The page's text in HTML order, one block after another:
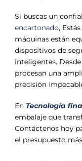
Si buscas un
encartonado,
máquinas están
dispositivos de
inteligentes.
procesan una
precisión
En Tecnología fina
embalaje que
Contáctenos hoy
el presupuesto